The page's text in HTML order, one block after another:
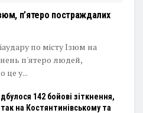
п’ятеро постраждалих
по місту Ізюм на
п'ятеро людей,
це у...
142 бойові зіткнення,
на Костянтинівському та